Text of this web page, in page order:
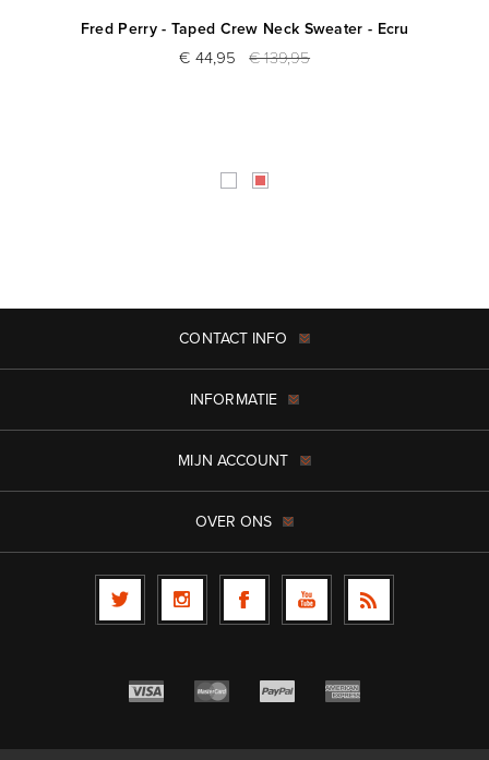
Fred Perry - Taped Crew Neck Sweater - Ecru
€ 44,95 € 139,95
CONTACT INFO
INFORMATIE
MIJN ACCOUNT
OVER ONS